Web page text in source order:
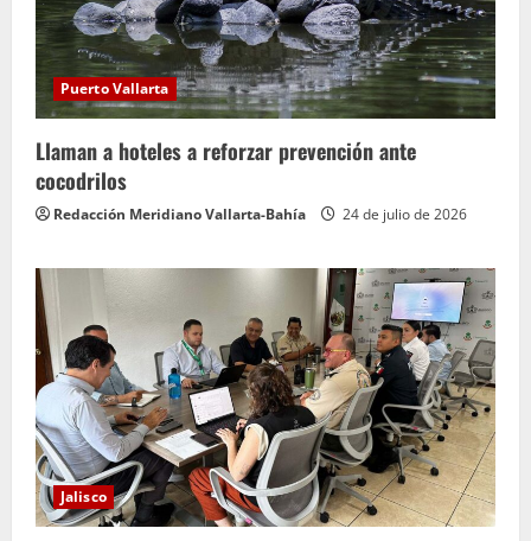
Puerto Vallarta
Llaman a hoteles a reforzar prevención ante
cocodrilos
Redacción Meridiano Vallarta-Bahía 24 de julio de 2026
Jalisco